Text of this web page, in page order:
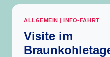
ALLGEMEIN INFO-FAHRT
Visite im